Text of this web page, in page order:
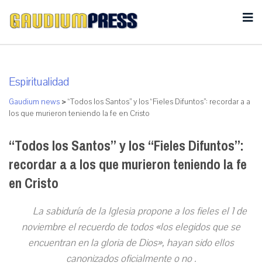
Espiritualidad
Gaudium news >“Todos los Santos” y los “Fieles Difuntos”: recordar a a
los que murieron teniendo la fe en Cristo
“Todos los Santos” y los “Fieles Difuntos”:
recordar a a los que murieron teniendo la fe
en Cristo
La sabiduría de la Iglesia propone a los fieles el 1 de
noviembre el recuerdo de todos «los elegidos que se
encuentran en la gloria de Dios», hayan sido ellos
canonizados oficialmente o no .